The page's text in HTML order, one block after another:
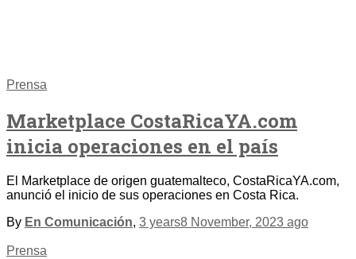
Prensa
Marketplace CostaRicaYA.com
inicia operaciones en el país
El Marketplace de origen guatemalteco, CostaRicaYA.com,
anunció el inicio de sus operaciones en Costa Rica.
By En Comunicación, 3 years8 November, 2023 ago
Prensa